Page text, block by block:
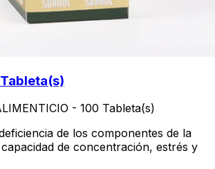
- 100 Tableta(s)
de los componentes de la
de concentración, estrés y